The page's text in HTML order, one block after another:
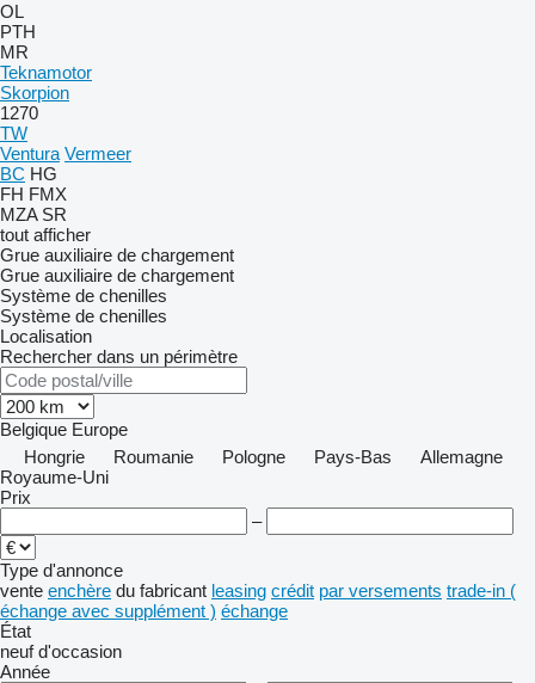
OL
PTH
MR
Teknamotor
Skorpion
1270
TW
Ventura Vermeer
BC HG
FH FMX
MZA SR
tout afficher
Grue auxiliaire de chargement
Grue auxiliaire de chargement
Système de chenilles
Système de chenilles
Localisation
Rechercher dans un périmètre
Belgique Europe
Hongrie
Roumanie Pologne Pays-Bas
Allemagne
Royaume-Uni
Prix
–
Type d'annonce
vente enchère du fabricant leasing crédit par versements trade-in (
échange avec supplément ) échange
État
neuf d'occasion
Année